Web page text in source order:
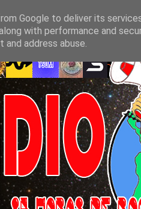
Google to deliver its
with performance and
address abuse.